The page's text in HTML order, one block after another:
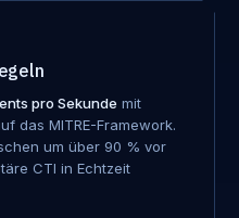
pro Sekunde mit
das MITRE-Framework.
um über 90 % vor
CTI in Echtzeit